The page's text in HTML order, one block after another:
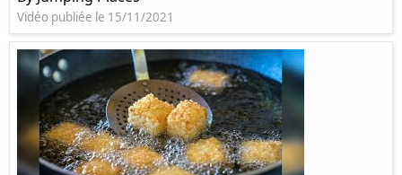
Vidéo publiée le 15/11/2021